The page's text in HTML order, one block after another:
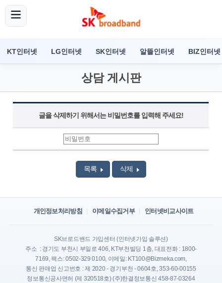
KT인터넷 LG인터넷 SK인터넷 알뜰인터넷 BIZ인터넷
상담 게시판
글을 삭제하기 위해서는 비밀번호를 입력해 주세요!
목록 삭제
개인정보처리방침 이메일수집거부 인터넷비교사이트
SK브로드밴드 가입센터 (인터넷가입 솔루션)
주소 : 경기도 부천시 부일로 406, KT부천빌딩 1층, 대표전화 : 1800-
7169, 팩스: 0502-329 0100, 이메일: KT100@Bizmeka.com,
통신 판매업 신고번호 : 제 2020 - 경기부천 - 0604호, 353-60-00155
정보통신공사면허 (제 320518호) (주)한결정보통신 458-87-03264